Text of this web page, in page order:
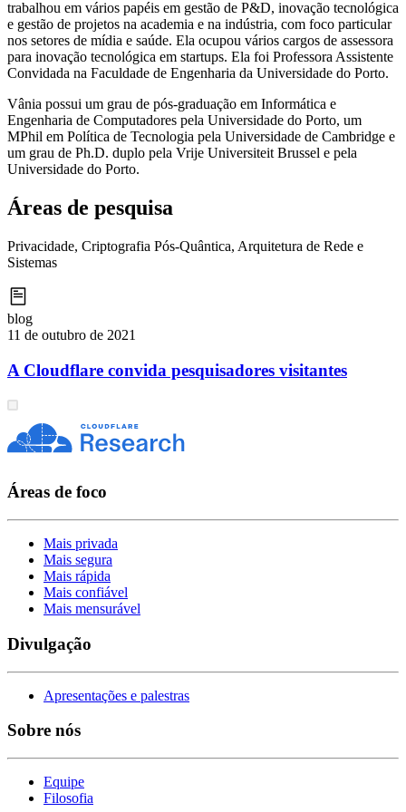
trabalhou em vários papéis em gestão de P&D, inovação tecnológica
e gestão de projetos na academia e na indústria, com foco particular
nos setores de mídia e saúde. Ela ocupou vários cargos de assessora
para inovação tecnológica em startups. Ela foi Professora Assistente
Convidada na Faculdade de Engenharia da Universidade do Porto.
Vânia possui um grau de pós-graduação em Informática e
Engenharia de Computadores pela Universidade do Porto, um
MPhil em Política de Tecnologia pela Universidade de Cambridge e
um grau de Ph.D. duplo pela Vrije Universiteit Brussel e pela
Universidade do Porto.
Áreas de pesquisa
Privacidade, Criptografia Pós-Quântica, Arquitetura de Rede e
Sistemas
blog
11 de outubro de 2021
A Cloudflare convida pesquisadores visitantes
Áreas de foco
Mais privada
Mais segura
Mais rápida
Mais confiável
Mais mensurável
Divulgação
Apresentações e palestras
Sobre nós
Equipe
Filosofia